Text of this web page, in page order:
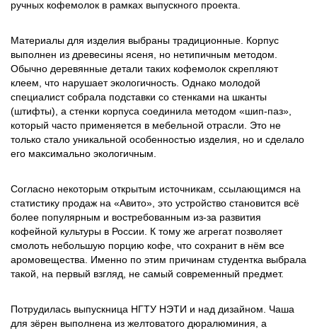
ручных кофемолок в рамках выпускного проекта.
Материалы для изделия выбраны традиционные. Корпус
выполнен из древесины ясеня, но нетипичным методом.
Обычно деревянные детали таких кофемолок скрепляют
клеем, что нарушает экологичность. Однако молодой
специалист собрала подставки со стенками на шканты
(штифты), а стенки корпуса соединила методом «шип-паз»,
который часто применяется в мебельной отрасли. Это не
только стало уникальной особенностью изделия, но и сделало
его максимально экологичным.
Согласно некоторым открытым источникам, ссылающимся на
статистику продаж на «Авито», это устройство становится всё
более популярным и востребованным из-за развития
кофейной культуры в России. К тому же агрегат позволяет
смолоть небольшую порцию кофе, что сохранит в нём все
аромовещества. Именно по этим причинам студентка выбрала
такой, на первый взгляд, не самый современный предмет.
Потрудилась выпускница НГТУ НЭТИ и над дизайном. Чаша
для зёрен выполнена из желтоватого дюралюминия, а